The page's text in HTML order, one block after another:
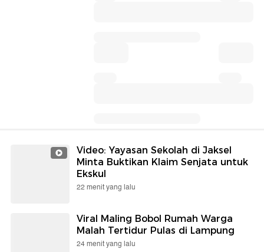
Video: Yayasan Sekolah di Jaksel
Minta Buktikan Klaim Senjata untuk
Ekskul
22 menit yang lalu
Viral Maling Bobol Rumah Warga
Malah Tertidur Pulas di Lampung
24 menit yang lalu